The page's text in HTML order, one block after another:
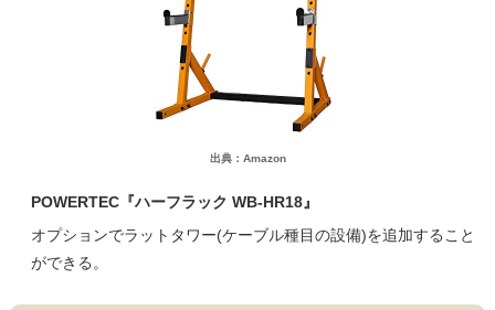
出典：Amazon
POWERTEC『ハーフラック WB-HR18』
オプションでラットタワー(ケーブル種目の設備)を追加すること
ができる。